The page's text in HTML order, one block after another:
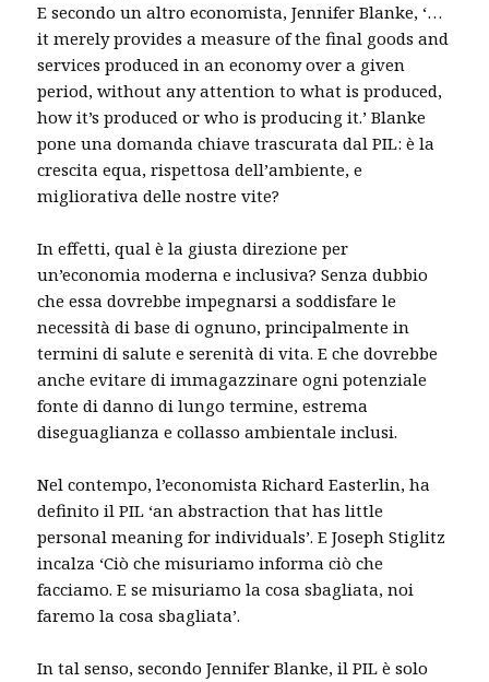
E secondo un altro economista, Jennifer Blanke, ‘…
it merely provides a measure of the final goods and
services produced in an economy over a given
period, without any attention to what is produced,
how it’s produced or who is producing it.’ Blanke
pone una domanda chiave trascurata dal PIL: è la
crescita equa, rispettosa dell’ambiente, e
migliorativa delle nostre vite?
In effetti, qual è la giusta direzione per
un’economia moderna e inclusiva? Senza dubbio
che essa dovrebbe impegnarsi a soddisfare le
necessità di base di ognuno, principalmente in
termini di salute e serenità di vita. E che dovrebbe
anche evitare di immagazzinare ogni potenziale
fonte di danno di lungo termine, estrema
diseguaglianza e collasso ambientale inclusi.
Nel contempo, l’economista Richard Easterlin, ha
definito il PIL ‘an abstraction that has little
personal meaning for individuals’. E Joseph Stiglitz
incalza ‘Ciò che misuriamo informa ciò che
facciamo. E se misuriamo la cosa sbagliata, noi
faremo la cosa sbagliata’.
In tal senso, secondo Jennifer Blanke, il PIL è solo